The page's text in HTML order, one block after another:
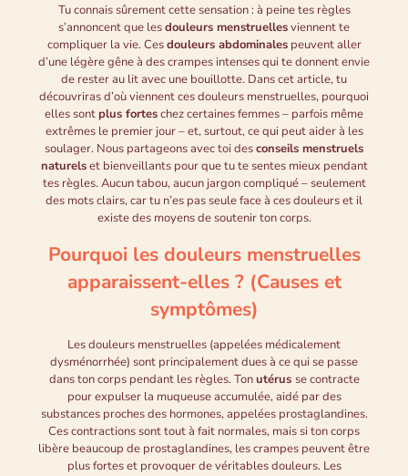
Tu connais sûrement cette sensation : à peine tes règles
s’annoncent que lesdouleurs menstruellesviennent te
compliquer la vie. Cesdouleurs abdominalespeuvent aller
d’une légère gêne à des crampes intenses qui te donnent envie
de rester au lit avec une bouillotte. Dans cet article, tu
découvriras d’où viennent ces douleurs menstruelles, pourquoi
elles sontplus forteschez certaines femmes – parfois même
extrêmes le premier jour – et, surtout, ce qui peut aider à les
soulager. Nous partageons avec toi desconseils menstruels
naturelset bienveillants pour que tu te sentes mieux pendant
tes règles. Aucun tabou, aucun jargon compliqué – seulement
des mots clairs, car tu n’es pas seule face à ces douleurs et il
existe des moyens de soutenir ton corps.
Pourquoi les douleurs menstruelles
apparaissent-elles ? (Causes et
symptômes)
Les douleurs menstruelles (appelées médicalement
dysménorrhée) sont principalement dues à ce qui se passe
dans ton corps pendant les règles. Tonutérus se contracte
pour expulser la muqueuse accumulée, aidé par des
substances proches des hormones, appelées prostaglandines.
Ces contractions sont tout à fait normales, mais si ton corps
libère beaucoup de prostaglandines, les crampes peuvent être
plus fortes et provoquer de véritables douleurs. Les